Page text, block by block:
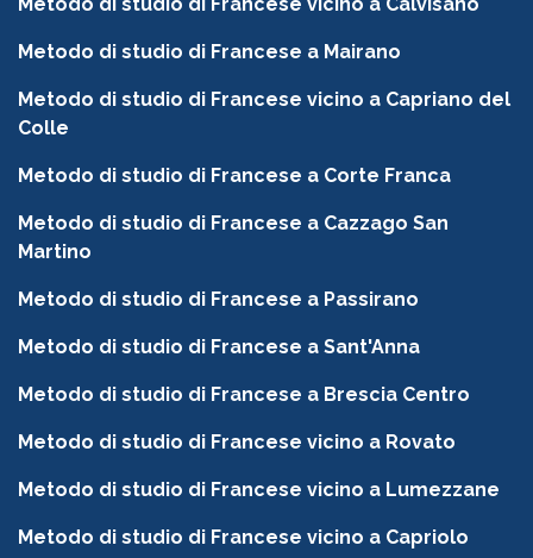
Metodo di studio di Francese a Mairano
Metodo di studio di Francese vicino a Capriano del
Colle
Metodo di studio di Francese a Corte Franca
Metodo di studio di Francese a Cazzago San
Martino
Metodo di studio di Francese a Passirano
Metodo di studio di Francese a Sant'Anna
Metodo di studio di Francese a Brescia Centro
Metodo di studio di Francese vicino a Rovato
Metodo di studio di Francese vicino a Lumezzane
Metodo di studio di Francese vicino a Capriolo